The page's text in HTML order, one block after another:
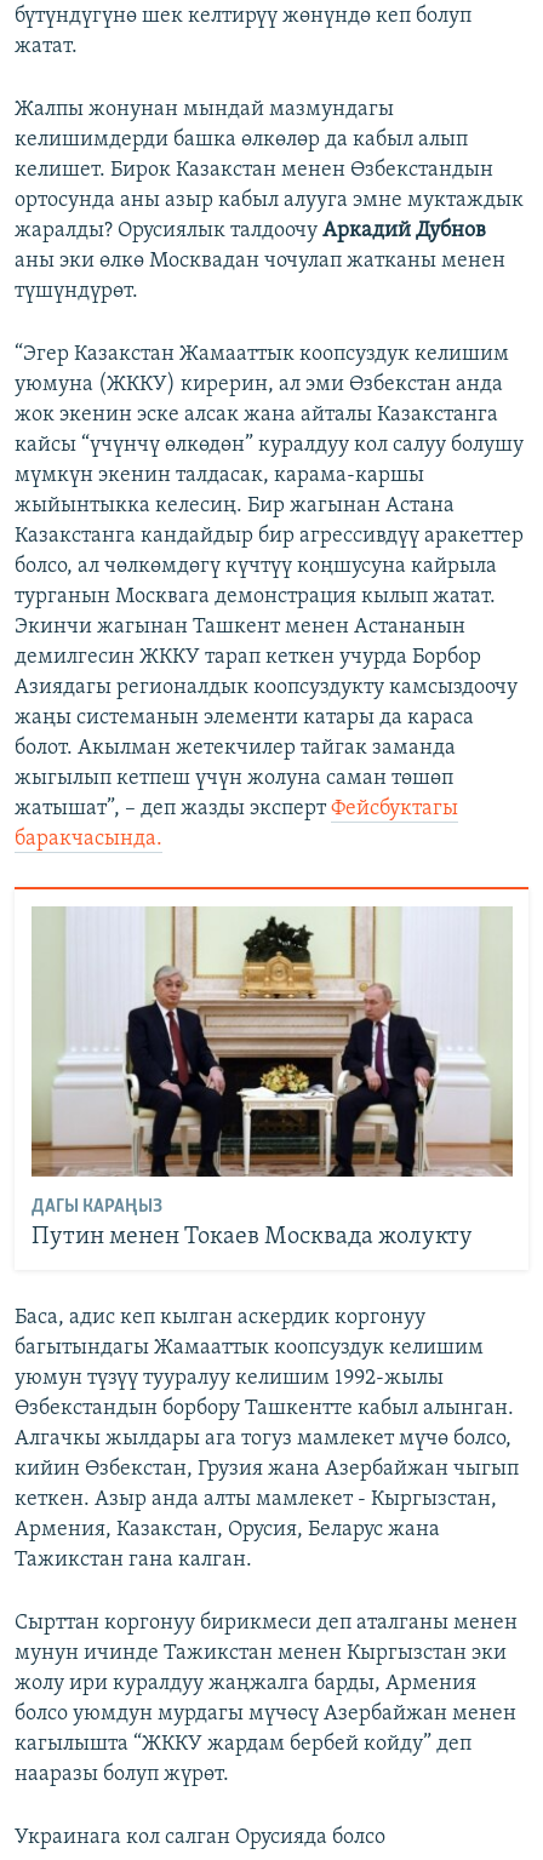
бүтүндүгүнө шек келтирүү жөнүндө кеп болуп
жатат.
Жалпы жонунан мындай мазмундагы
келишимдерди башка өлкөлөр да кабыл алып
келишет. Бирок Казакстан менен Өзбекстандын
ортосунда аны азыр кабыл алууга эмне муктаждык
жаралды? Орусиялык талдоочу Аркадий Дубнов
аны эки өлкө Москвадан чочулап жатканы менен
түшүндүрөт.
“Эгер Казакстан Жамааттык коопсуздук келишим
уюмуна (ЖККУ) кирерин, ал эми Өзбекстан анда
жок экенин эске алсак жана айталы Казакстанга
кайсы “үчүнчү өлкөдөн” куралдуу кол салуу болушу
мүмкүн экенин талдасак, карама-каршы
жыйынтыкка келесиң. Бир жагынан Астана
Казакстанга кандайдыр бир агрессивдүү аракеттер
болсо, ал чөлкөмдөгү күчтүү коңшусуна кайрыла
турганын Москвага демонстрация кылып жатат.
Экинчи жагынан Ташкент менен Астананын
демилгесин ЖККУ тарап кеткен учурда Борбор
Азиядагы регионалдык коопсуздукту камсыздоочу
жаңы системанын элементи катары да караса
болот. Акылман жетекчилер тайгак заманда
жыгылып кетпеш үчүн жолуна саман төшөп
жатышат”, – деп жазды экспертФейсбуктагы
баракчасында.
ДАГЫ КАРАҢЫЗ
Путин менен Токаев Москвада жолукту
Баса, адис кеп кылган аскердик коргонуу
багытындагы Жамааттык коопсуздук келишим
уюмун түзүү тууралуу келишим 1992-жылы
Өзбекстандын борбору Ташкентте кабыл алынган.
Алгачкы жылдары ага тогуз мамлекет мүчө болсо,
кийин Өзбекстан, Грузия жана Азербайжан чыгып
кеткен. Азыр анда алты мамлекет - Кыргызстан,
Армения, Казакстан, Орусия, Беларус жана
Тажикстан гана калган.
Сырттан коргонуу бирикмеси деп аталганы менен
мунун ичинде Тажикстан менен Кыргызстан эки
жолу ири куралдуу жаңжалга барды, Армения
болсо уюмдун мурдагы мүчөсү Азербайжан менен
кагылышта “ЖККУ жардам бербей койду” деп
нааразы болуп жүрөт.
Украинага кол салган Орусияда болсо